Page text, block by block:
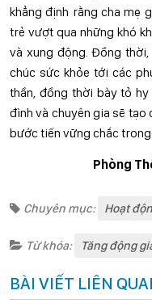
khẳng định rằng cha mẹ
trẻ vượt qua những khó
và xung động. Đồng thời,
chúc sức khỏe tới các
thần, đồng thời bày tỏ
đình và chuyên gia sẽ tạo
bước tiến vững chắc
Phòng
Chuyên mục: Hoạt
Từ khóa: Tăng động
BÀI VIẾT LIÊN